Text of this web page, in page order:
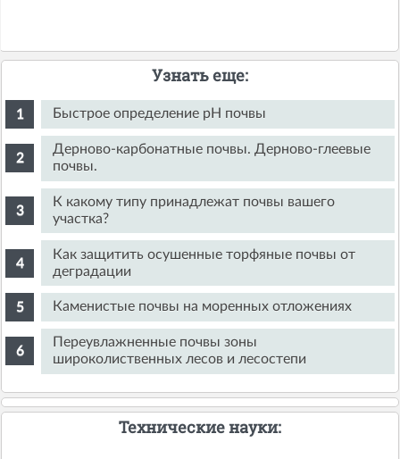
Узнать еще:
Быстрое определение pH почвы
Дерново-карбонатные почвы. Дерново-глеевые
почвы.
К какому типу принадлежат почвы вашего
участка?
Как защитить осушенные торфяные почвы от
деградации
Каменистые почвы на моренных отложениях
Переувлажненные почвы зоны
широколиственных лесов и лесостепи
Технические науки: